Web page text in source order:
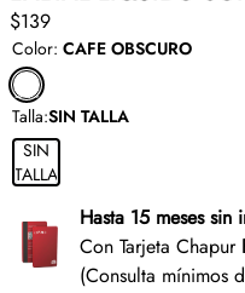
$139
Color: CAFE OBSCURO
Talla:SIN TALLA
SIN
TALLA
Hasta 15 meses sin
Con Tarjeta Chapur
(Consulta mínimos